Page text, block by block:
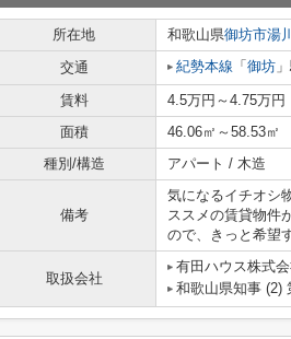
所在地 和歌山県御坊市湯
交通
紀勢本線 「 御坊
賃料 4.5万円～4.75万円
面積
46.06㎡～58.53㎡
種別/構造
アパート / 木造
備考
気になるイチオシ
ススメの賃貸物件
ので、きっと希望
取扱会社
有田ハウス株式
和歌山県知事 (2)